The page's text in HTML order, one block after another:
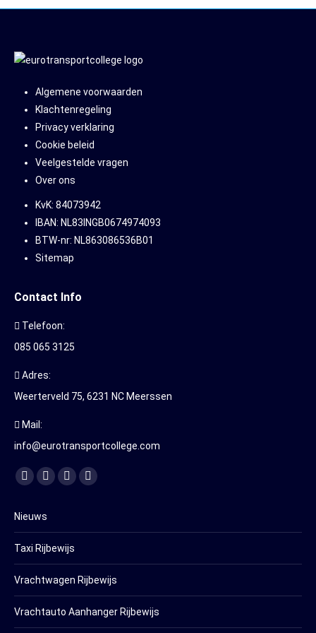
Algemene voorwaarden
Klachtenregeling
Privacy verklaring
Cookie beleid
Veelgestelde vragen
Over ons
KvK: 84073942
IBAN: NL83INGB0674974093
BTW-nr: NL863086536B01
Sitemap
Contact Info
Telefoon:
085 065 3125
Adres:
Weerterveld 75, 6231 NC Meerssen
Mail:
info@eurotransportcollege.com
Vind ons op:
Facebook
opens
window
YouTube
opens
new
window
Linkedin
new
window
Instagram
window
Nieuws
Taxi Rijbewijs
Vrachtwagen Rijbewijs
Vrachtauto Aanhanger Rijbewijs